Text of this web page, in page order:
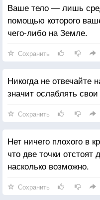
Ваше тело — лишь
помощью которого
чего-либо на Земле.
Сохранить
Никогда не отвечайте
значит ослаблять
Сохранить
Нет ничего плохого в
что две точки отстоят
насколько возможно.
Сохранить